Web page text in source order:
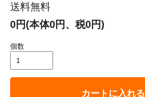
送料無料
0円(本体0円、税0円)
個数
カートに入れる